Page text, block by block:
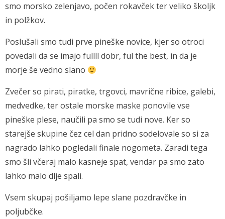
smo morsko zelenjavo, počen rokavček ter veliko školjk
in polžkov.
Poslušali smo tudi prve pineške novice, kjer so otroci
povedali da se imajo fullll dobr, ful the best, in da je
morje še vedno slano
Zvečer so pirati, piratke, trgovci, mavrične ribice, galebi,
medvedke, ter ostale morske maske ponovile vse
pineške plese, naučili pa smo se tudi nove. Ker so
starejše skupine čez cel dan pridno sodelovale so si za
nagrado lahko pogledali finale nogometa. Zaradi tega
smo šli včeraj malo kasneje spat, vendar pa smo zato
lahko malo dlje spali.
Vsem skupaj pošiljamo lepe slane pozdravčke in
poljubčke.